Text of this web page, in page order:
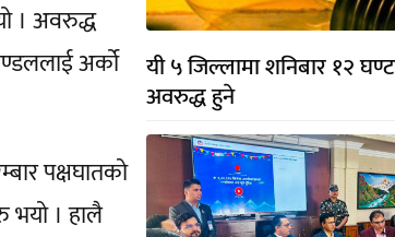
। अवरुद्ध
अर्को
पक्षघातको
भयो । हालै
यी ५ जिल्लामा शनिबार १२
अवरुद्ध हुने